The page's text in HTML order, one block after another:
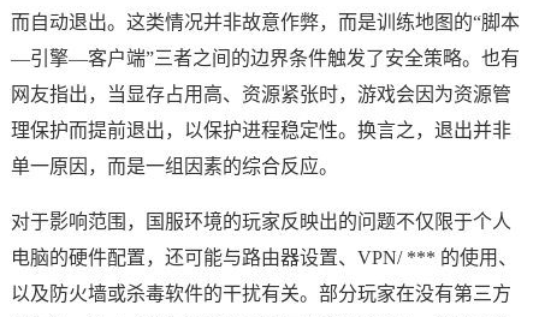
而自动退出。这类情况并非故意作弊，而是训练地图的“脚本
—引擎—客户端”三者之间的边界条件触发了安全策略。也有
网友指出，当显存占用高、资源紧张时，游戏会因为资源管
理保护而提前退出，以保护进程稳定性。换言之，退出并非
单一原因，而是一组因素的综合反应。
对于影响范围，国服环境的玩家反映出的问题不仅限于个人
电脑的硬件配置，还可能与路由器设置、VPN/ *** 的使用、
以及防火墙或杀毒软件的干扰有关。部分玩家在没有第三方